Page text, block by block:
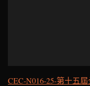
CEC-N016-25-第十五